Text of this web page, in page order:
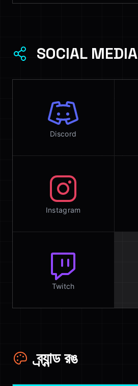
SOCIAL MEDIA
Discord
Instagram
Twitch
ব্র্যান্ড রঙ